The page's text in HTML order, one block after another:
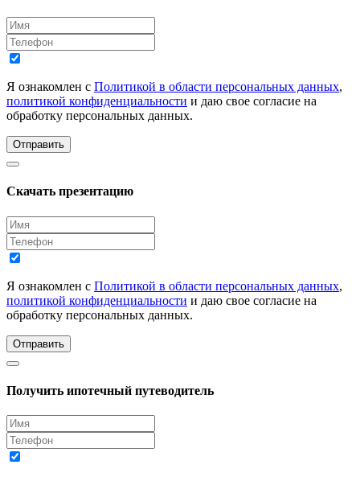
Я ознакомлен с Политикой в области персональных данных,
политикой конфиденциальности и даю свое согласие на
обработку персональных данных.
Отправить
Скачать презентацию
Я ознакомлен с Политикой в области персональных данных,
политикой конфиденциальности и даю свое согласие на
обработку персональных данных.
Отправить
Получить ипотечный путеводитель